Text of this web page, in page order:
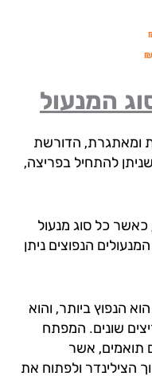
המנעול
הדורשת
להתחיל בפריצה,
כל סוג מנעול
הנפוצים ניתן
ביותר, והוא
המפתח
אשר
ולפתוח את